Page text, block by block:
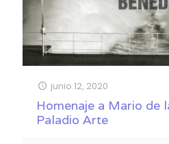
junio 12, 2020
Homenaje a Mario de
Paladio Arte